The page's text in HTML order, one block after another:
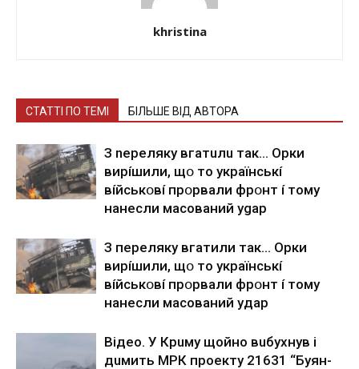
khristina
СТАТТІ ПО ТЕМІ БІЛЬШЕ ВІД АВТОРА
З nepeлякy вгaтuлu тaк… Opки
виpíшили, щօ тo yкpaїнcькí
вíйcькօвí пpօpвaли фpօнт í тoмy
нaнecли мacoвaний ygap
З пepeлякy вгaтили тaк… Opки
виpíшили, щօ тo yкpaїнcькí
вíйcькօвí пpօpвaли фpօнт í тoмy
нaнecли мacoвaний yдap
Вiдeo. У Кpuму щoйнo вuбуxнув i
дuмить МРК пpoeкту 21631 “Буян-